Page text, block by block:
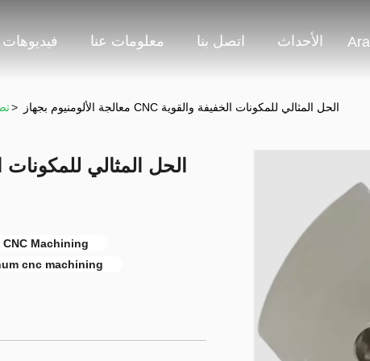
فيديوهات معلومات عنا اتصل بنا الأحداث
> معالجة الألومنيوم بجهاز CNC الحل المثالي للمكونات الخفيفة والقوية
خدمة آلومنيوم CNC,خدمة أوبس للألومنيوم,DHL الألومنيوم CNC Machining
cnc machining